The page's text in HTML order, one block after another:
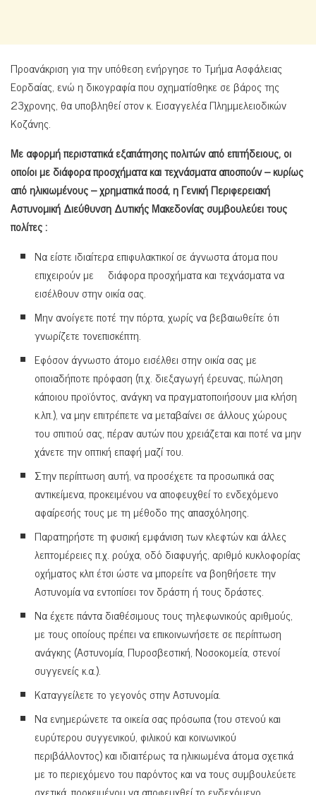
Προανάκριση για την υπόθεση ενήργησε το Τμήμα Ασφάλειας
Εορδαίας, ενώ η δικογραφία που σχηματίσθηκε σε βάρος της
23χρονης, θα υποβληθεί στον κ. Εισαγγελέα Πλημμελειοδικών
Κοζάνης.
Με αφορμή περιστατικά εξαπάτησης πολιτών από επιτήδειους, οι
οποίοι με διάφορα προσχήματα και τεχνάσματα αποσπούν – κυρίως
από ηλικιωμένους – χρηματικά ποσά, η Γενική Περιφερειακή
Αστυνομική Διεύθυνση Δυτικής Μακεδονίας συμβουλεύει τους
πολίτες :
Να είστε ιδιαίτερα επιφυλακτικοί σε άγνωστα άτομα που
επιχειρούν με διάφορα προσχήματα και τεχνάσματα να
εισέλθουν στην οικία σας.
Μην ανοίγετε ποτέ την πόρτα, χωρίς να βεβαιωθείτε ότι
γνωρίζετε τονεπισκέπτη.
Εφόσον άγνωστο άτομο εισέλθει στην οικία σας με
οποιαδήποτε πρόφαση (π.χ. διεξαγωγή έρευνας, πώληση
κάποιου προϊόντος, ανάγκη να πραγματοποιήσουν μια κλήση
κ.λπ.), να μην επιτρέπετε να μεταβαίνει σε άλλους χώρους
του σπιτιού σας, πέραν αυτών που χρειάζεται και ποτέ να μην
χάνετε την οπτική επαφή μαζί του.
Στην περίπτωση αυτή, να προσέχετε τα προσωπικά σας
αντικείμενα, προκειμένου να αποφευχθεί το ενδεχόμενο
αφαίρεσής τους με τη μέθοδο της απασχόλησης.
Παρατηρήστε τη φυσική εμφάνιση των κλεφτών και άλλες
λεπτομέρειες π.χ. ρούχα, οδό διαφυγής, αριθμό κυκλοφορίας
οχήματος κλπ έτσι ώστε να μπορείτε να βοηθήσετε την
Αστυνομία να εντοπίσει τον δράστη ή τους δράστες.
Να έχετε πάντα διαθέσιμους τους τηλεφωνικούς αριθμούς,
με τους οποίους πρέπει να επικοινωνήσετε σε περίπτωση
ανάγκης (Αστυνομία, Πυροσβεστική, Νοσοκομεία, στενοί
συγγενείς κ.α.).
Καταγγείλετε το γεγονός στην Αστυνομία.
Να ενημερώνετε τα οικεία σας πρόσωπα (του στενού και
ευρύτερου συγγενικού, φιλικού και κοινωνικού
περιβάλλοντος) και ιδιαιτέρως τα ηλικιωμένα άτομα σχετικά
με το περιεχόμενο του παρόντος και να τους συμβουλεύετε